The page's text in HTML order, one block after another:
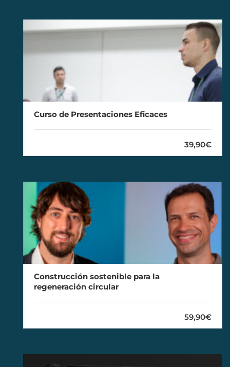
Curso de Presentaciones Eficaces
39,90€
Construcción sostenible para la
regeneración circular
59,90€